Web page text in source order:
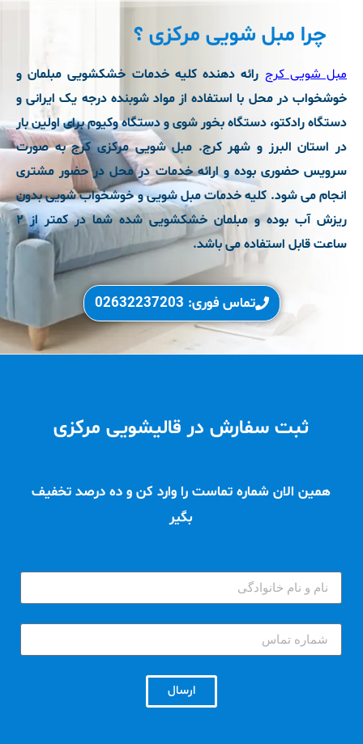
چرا مبل شویی مرکزی ؟
مبل شویی کرج رائه دهنده کلیه خدمات خشکشویی مبلمان و
خوشخواب در محل با استفاده از مواد شوبنده درجه یک ایرانی و
دستگاه رادکتو، دستگاه بخور شوی و دستگاه وکیوم برای اولین بار
در استان البرز و شهر کرج. مبل شویی مرکزی کرج به صورت
سرویس حضوری بوده و ارائه خدمات در محل در حضور مشتری
انجام می شود. کلیه خدمات مبل شویی و خوشخواب شویی بدون
ریزش آب بوده و مبلمان خشکشویی شده شما در کمتر از ۲
ساعت قابل استفاده می باشد.
تماس فوری: 02632237203
ثبت سفارش در قالیشویی مرکزی
همین الان شماره تماست را وارد کن و ده درصد تخفیف
بگیر
ارسال